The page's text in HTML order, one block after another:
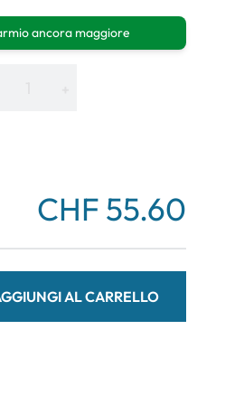
ancora maggiore
CHF 55.60
AL CARRELLO